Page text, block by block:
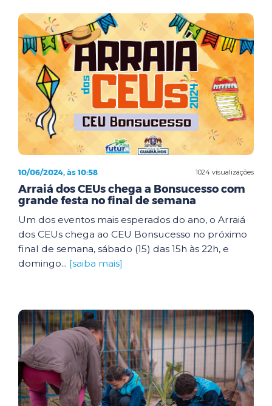
1024 visualizações
10/06/2024, às 10:58
Arraiá dos CEUs chega a Bonsucesso com
grande festa no final de semana
Um dos eventos mais esperados do ano, o Arraiá
dos CEUs chega ao CEU Bonsucesso no próximo
final de semana, sábado (15) das 15h às 22h, e
domingo... [saiba mais]